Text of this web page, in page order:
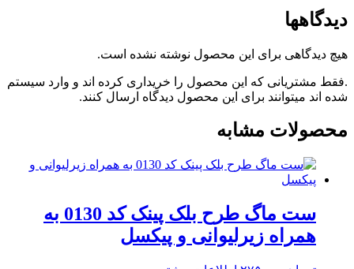
دیدگاهها
هیچ دیدگاهی برای این محصول نوشته نشده است.
.فقط مشتریانی که این محصول را خریداری کرده اند و وارد سیستم
شده اند میتوانند برای این محصول دیدگاه ارسال کنند.
محصولات مشابه
ست ماگ طرح بلک پینک کد 0130 به
همراه زیرلیوانی و پیکسل